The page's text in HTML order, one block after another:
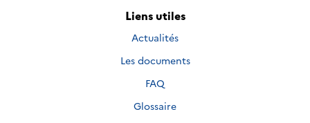
Liens utiles
Actualités
Les documents
FAQ
Glossaire